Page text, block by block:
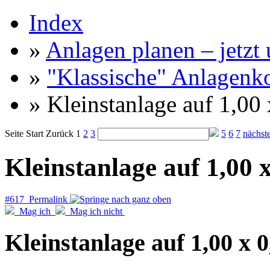
Index
» Anlagen planen – jetzt
» "Klassische"
» Kleinstanlage auf 1,00
Seite Start Zurück 1 2 3 5 6 7
Kleinstanlage auf 1,00
#617 Permalink
Mag ich
Mag ich nicht
Kleinstanlage auf 1,00 x